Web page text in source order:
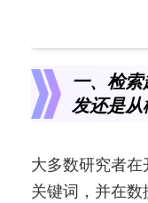
一、检
发还是从
大多数研究者
关键词，并在